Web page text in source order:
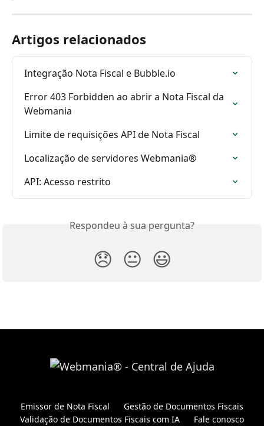
Artigos relacionados
Integração Nota Fiscal e Bubble.io
Error 403 Forbidden ao abrir a Nota Fiscal da
Webmania
Limite de requisições API de Nota Fiscal
Localização de servidores Webmania®
API: Acesso restrito
Respondeu à sua pergunta?
😞 😐 😃
Emissor de Nota Fiscal
Gestão de Documentos Fiscais
Validação de Documentos Fiscais com IA
Fale conosco